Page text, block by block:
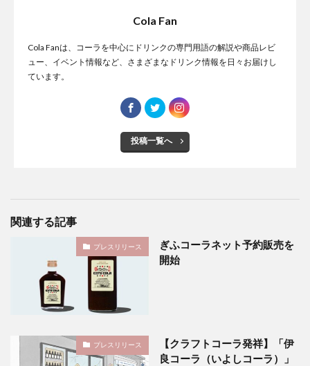
Cola Fan
Cola Fanは、コーラを中心にドリンクの専門用語の解説や商品レビ
ュー、イベント情報など、さまざまなドリンク情報を日々お届けし
ています。
投稿一覧へ
関連する記事
プレスリリース
ぎふコーラネット予約販売を
開始
プレスリリース
【クラフトコーラ発祥】「伊
良コーラ（いよしコーラ）」